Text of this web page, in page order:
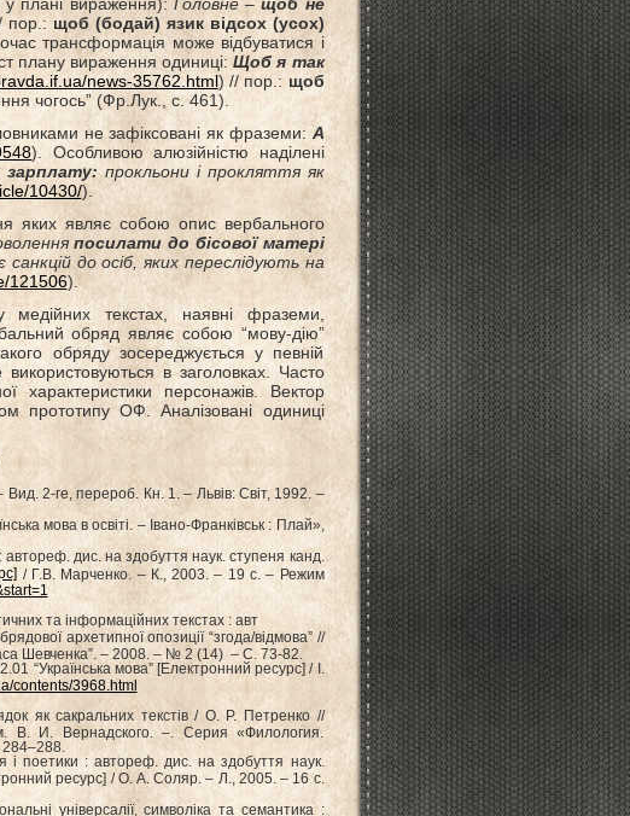
пор.: щоб (бодай) язик відсох (усох)
трансформація може відбуватися і
плану вираження одиниці:Щоб я так
news-35762.html) // пор.: щоб
чогось” (Фр.Лук., с. 461).
не зафіксовані як фраземи: А
). Особливою алюзійністю наділені
прокльони і прокляття як
10430/).
яких являє собою опис вербального
посилати до бісової матері
санкцій до осіб, яких переслідують на
121506).
текстах, наявні фраземи,
обряд являє собою “мову-дію”
обряду зосереджується у певній
в заголовках. Часто
характеристики персонажів. Вектор
прототипу ОФ. Аналізовані одиниці
Вид. 2-ге, перероб. Кн. 1. – Львів: Світ, 1992. –
мова в освіті. – Івано-Франківськ : Плай»,
автореф. дис. на здобуття наук. ступеня канд.
/ Г.В. Марченко. – К., 2003. – 19 с. – Режим
та інформаційних текстах : авт
архетипної опозиції “згода/відмова” //
Шевченка”. – 2008. – № 2 (14) – С. 73-82.
“Українська мова” [Електронний ресурс] / І.
contents/3968.html
як сакральних текстів / О. Р. Петренко //
В. И. Вернадского. –. Серия «Филология.
і поетики : автореф. дис. на здобуття наук.
ресурс] / О. А. Соляр. – Л., 2005. – 16 с.
універсалії, символіка та семантика :